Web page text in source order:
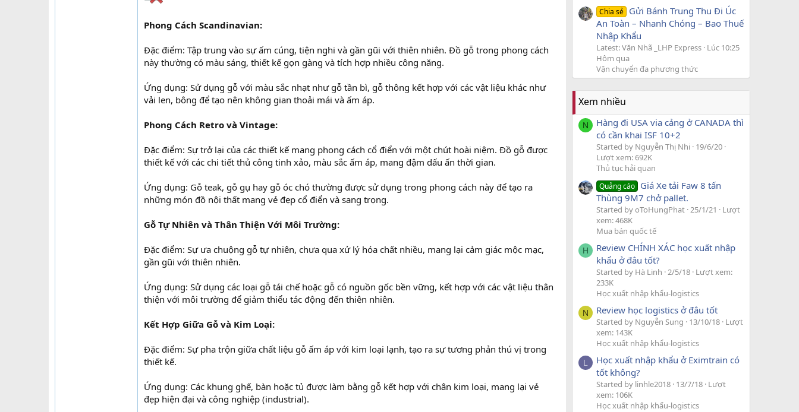
Phong Cách Scandinavian:
Đặc điểm: Tập trung vào sự ấm cúng, tiện nghi và gần gũi với thiên nhiên. Đồ gỗ trong phong cách
này thường có màu sáng, thiết kế gọn gàng và tích hợp nhiều công năng.
Ứng dụng: Sử dụng gỗ với màu sắc nhạt như gỗ tần bì, gỗ thông kết hợp với các vật liệu khác như
vải len, bông để tạo nên không gian thoải mái và ấm áp.
Phong Cách Retro và Vintage:
Đặc điểm: Sự trở lại của các thiết kế mang phong cách cổ điển với một chút hoài niệm. Đồ gỗ được
thiết kế với các chi tiết thủ công tinh xảo, màu sắc ấm áp, mang đậm dấu ấn thời gian.
Ứng dụng: Gỗ teak, gỗ gụ hay gỗ óc chó thường được sử dụng trong phong cách này để tạo ra
những món đồ nội thất mang vẻ đẹp cổ điển và sang trọng.
Gỗ Tự Nhiên và Thân Thiện Với Môi Trường:
Đặc điểm: Sự ưa chuộng gỗ tự nhiên, chưa qua xử lý hóa chất nhiều, mang lại cảm giác mộc mạc,
gần gũi với thiên nhiên.
Ứng dụng: Sử dụng các loại gỗ tái chế hoặc gỗ có nguồn gốc bền vững, kết hợp với các vật liệu thân
thiện với môi trường để giảm thiểu tác động đến thiên nhiên.
Kết Hợp Giữa Gỗ và Kim Loại:
Đặc điểm: Sự pha trộn giữa chất liệu gỗ ấm áp với kim loại lạnh, tạo ra sự tương phản thú vị trong
thiết kế.
Ứng dụng: Các khung ghế, bàn hoặc tủ được làm bằng gỗ kết hợp với chân kim loại, mang lại vẻ
đẹp hiện đại và công nghiệp (industrial).
Chia sẻ Gửi Bánh Trung Thu Đi Úc
An Toàn – Nhanh Chóng – Bao Thuế
Nhập Khẩu
Latest: Văn Nhã _LHP Express Lúc 10:25
Hôm qua
Vận chuyển đa phương thức
Xem nhiều
N
Hàng đi USA via cảng ở CANADA thì
có cần khai ISF 10+2
Started by Nguyễn Thị Nhi 19/6/20
Lượt xem: 692K
Thủ tục hải quan
Quảng cáo Giá Xe tải Faw 8 tấn
Thùng 9M7 chở pallet.
Started by oToHungPhat 25/1/21
Lượt
xem: 468K
Mua bán quốc tế
H
Review CHÍNH XÁC học xuất nhập
khẩu ở đâu tốt?
Started by Hà Linh 2/5/18 Lượt xem:
233K
Học xuất nhập khẩu-logistics
N Review học logistics ở đâu tốt
Started by Nguyễn Sung 13/10/18 Lượt
xem: 143K
Học xuất nhập khẩu-logistics
L
Học xuất nhập khẩu ở Eximtrain có
tốt không?
Started by linhle2018 13/7/18 Lượt
xem: 106K
Học xuất nhập khẩu-logistics